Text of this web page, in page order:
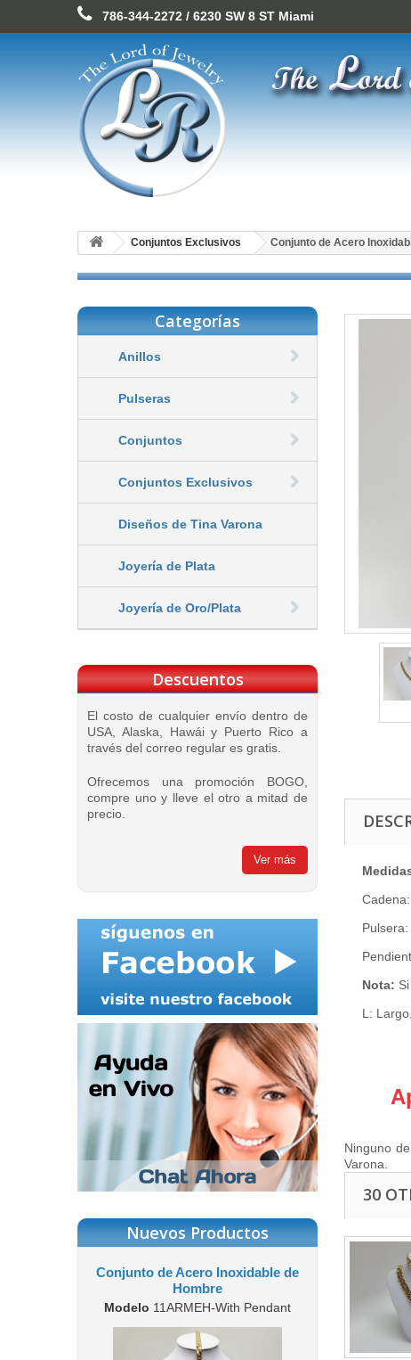
786-344-2272 / 6230 SW 8 ST Miami
Conjuntos Exclusivos Conjunto de Acero
Categorías
Anillos
Pulseras
Conjuntos
Conjuntos Exclusivos
Diseños de Tina Varona
Joyería de Plata
Joyería de Oro/Plata
Descuentos
El costo de cualquier envío dentro de
USA, Alaska, Hawái y Puerto Rico a
través del correo regular es gratis.
Ofrecemos una promoción BOGO,
compre uno y lleve el otro a mitad de
precio.
Ver más
Nuevos Productos
Conjunto de Acero Inoxidable de
Hombre
Modelo 11ARMEH-With Pendant
Nota:
L:
Ninguno
Varona.
30